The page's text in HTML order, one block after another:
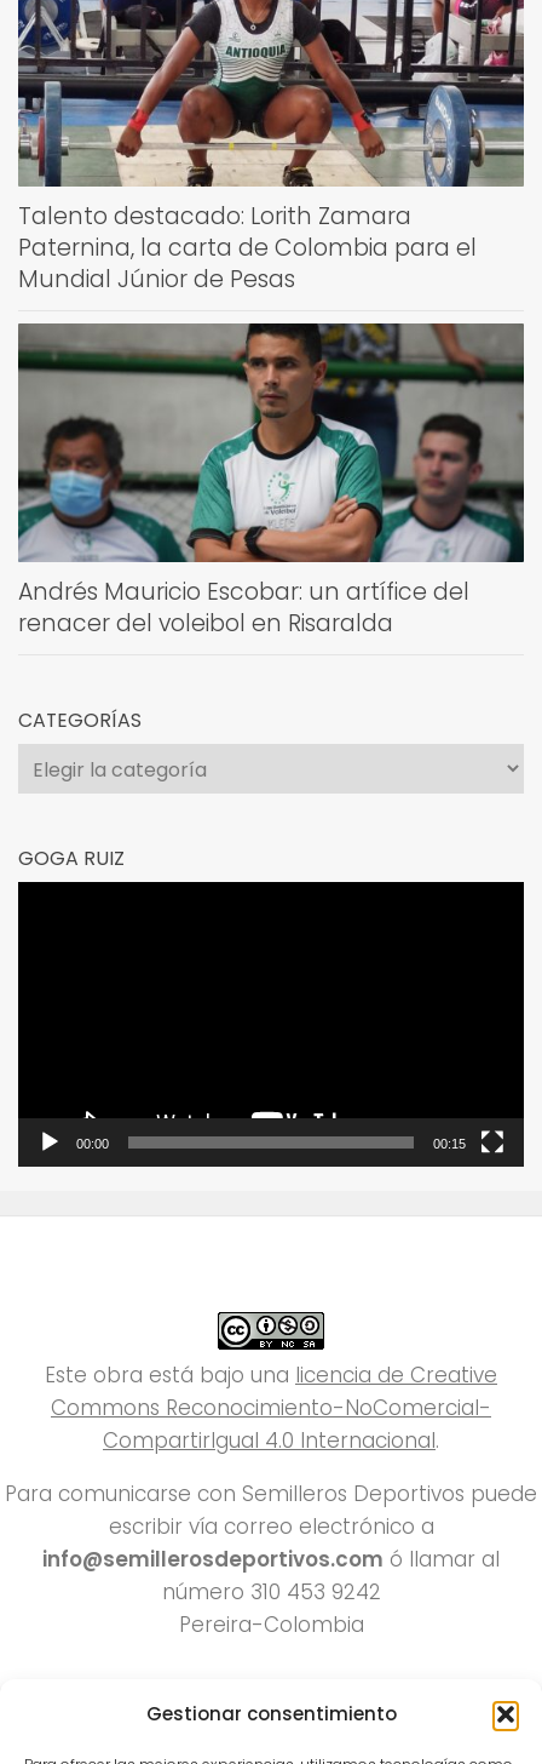
Gestionar consentimiento
Talento destacado: Lorith Zamara
Paternina, la carta de Colombia para el
Mundial Júnior de Pesas
Andrés Mauricio Escobar: un artífice del
renacer del voleibol en Risaralda
CATEGORÍAS
Categorías
GOGA RUIZ
00:00 00:15
Este obra está bajo una licencia de Creative
Commons Reconocimiento-NoComercial-
CompartirIgual 4.0 Internacional.
Para comunicarse con Semilleros Deportivos puede
escribir vía correo electrónico a
info@semillerosdeportivos.com ó llamar al
número 310 453 9242
Pereira-Colombia